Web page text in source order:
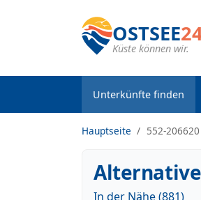
OSTSEE
Küste können wir.
Unterkünfte finden
Hauptseite 552-206620
In der Nähe (881)